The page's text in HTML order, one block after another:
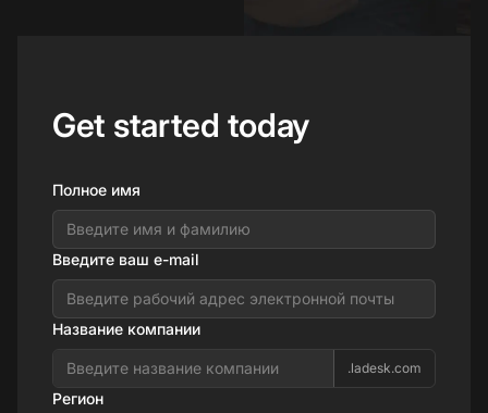
Get started today
Полное имя
Введите ваш e-mail
Название компании
.ladesk.com
Регион